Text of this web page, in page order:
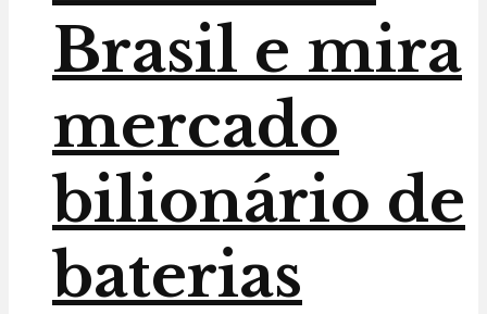
Brasil e mira
mercado
bilionário de
baterias